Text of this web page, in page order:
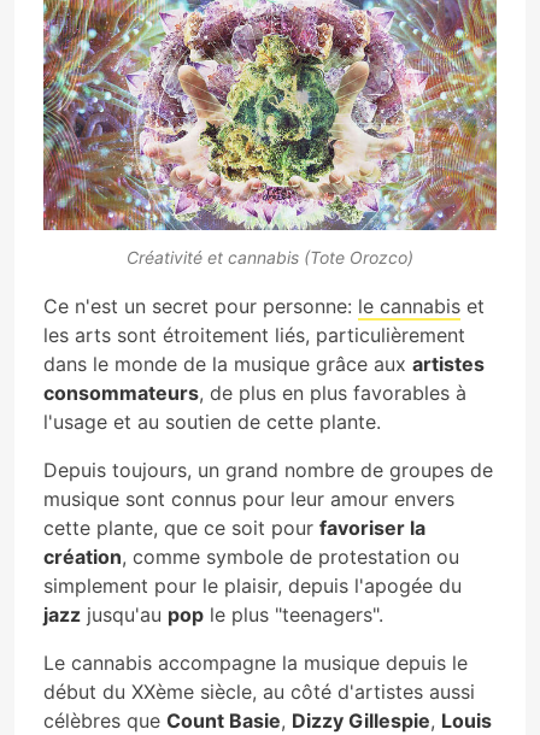
Créativité et cannabis (Tote Orozco)
Ce n'est un secret pour personne: le cannabis et
les arts sont étroitement liés, particulièrement
dans le monde de la musique grâce aux artistes
consommateurs, de plus en plus favorables à
l'usage et au soutien de cette plante.
Depuis toujours, un grand nombre de groupes de
musique sont connus pour leur amour envers
cette plante, que ce soit pour favoriser la
création, comme symbole de protestation ou
simplement pour le plaisir, depuis l'apogée du
jazz jusqu'au pop le plus "teenagers".
Le cannabis accompagne la musique depuis le
début du XXème siècle, au côté d'artistes aussi
célèbres que Count Basie, Dizzy Gillespie, Louis